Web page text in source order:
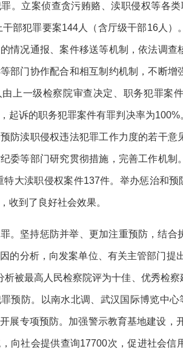
。立案侦查贪污贿赂、渎职侵权等各
部犯罪要案144人（含厅级干部16人
情况通报、案件移送等机制，依法调
部门协作配合和相互制约机制，不断
上一级检察院审查决定、职务犯罪案
起诉的职务犯罪案件有罪判决率为
防渎职侵权违法犯罪工作力度的若干
委等部门研究贯彻措施，完善工作机
特大渎职侵权案件137件。举办惩治和
收到了良好社会效果。
。坚持惩防并举、更加注重预防，结
的分析，向发案单位、有关主管部门提
析被最高人民检察院评为十佳、优秀检
预防。以南水北调、武汉国际博览中
展专项预防。加强警示教育基地建设，
向社会提供查询17700次，促进社会信